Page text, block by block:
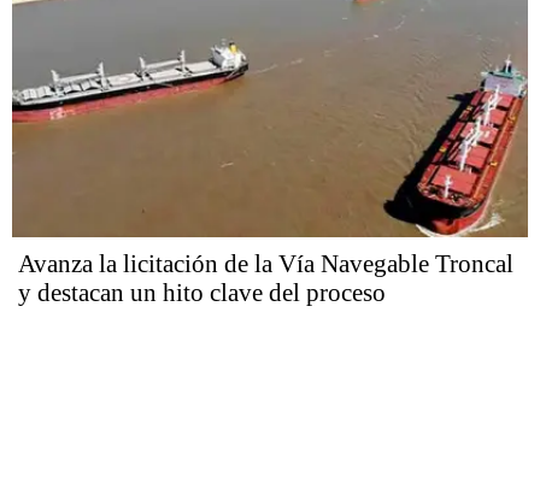
Avanza la licitación de la Vía Navegable Troncal
y destacan un hito clave del proceso